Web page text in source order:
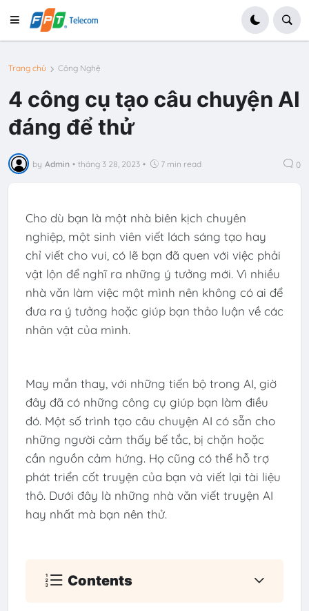
Trang chủ Công Nghệ
4 công cụ tạo câu chuyện AI
đáng để thử
by Admin • tháng 3 28, 2023 • 7 min read 0
Cho dù bạn là một nhà biên kịch chuyên
nghiệp, một sinh viên viết lách sáng tạo hay
chỉ viết cho vui, có lẽ bạn đã quen với việc phải
vật lộn để nghĩ ra những ý tưởng mới. Vì nhiều
nhà văn làm việc một mình nên không có ai để
đưa ra ý tưởng hoặc giúp bạn thảo luận về các
nhân vật của mình.
May mắn thay, với những tiến bộ trong AI, giờ
đây đã có những công cụ giúp bạn làm điều
đó. Một số trình tạo câu chuyện AI có sẵn cho
những người cảm thấy bế tắc, bị chặn hoặc
cần nguồn cảm hứng. Họ cũng có thể hỗ trợ
phát triển cốt truyện của bạn và viết lại tài liệu
thô. Dưới đây là những nhà văn viết truyện AI
hay nhất mà bạn nên thử.
Contents